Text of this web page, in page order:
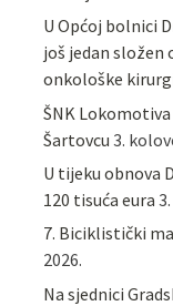
U Općoj bolnici
još jedan složen
onkološke
ŠNK
Šartovcu 3.
U tijeku obnova
120 tisuća eura
7. Biciklistički
2026.
Na sjednici